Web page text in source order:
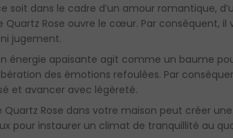
soit dans le cadre d’un amour romantique,
Quartz Rose ouvre le cœur. Par conséquent,
jugement.
énergie apaisante agit comme un baume
des émotions refoulées. Par
et avancer avec légèreté.
Quartz Rose dans votre maison peut créer
pour instaurer un climat de tranquillité au